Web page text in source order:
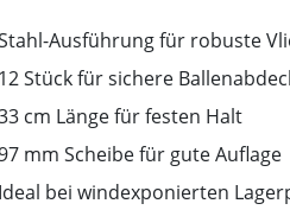
Ausführung für robuste
12 Stück für sichere
cm Länge für festen Halt
mm Scheibe für gute Auflage
Ideal bei windexponierten